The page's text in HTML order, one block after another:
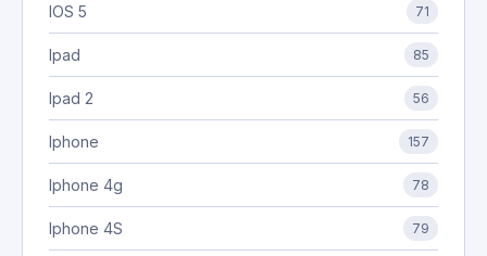
IOS 5 71
Ipad 85
Ipad 2 56
Iphone 157
Iphone 4g 78
Iphone 4S 79